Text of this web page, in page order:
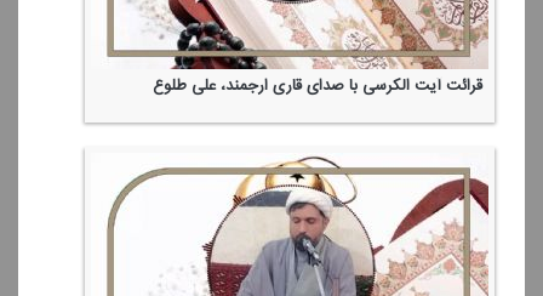
قرائت آیت الكرسی با صدای قاری ارجمند، علی طلوع